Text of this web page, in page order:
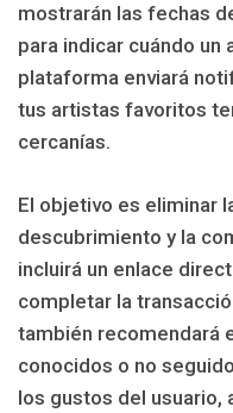
mostrarán las fechas
para indicar cuándo un
plataforma enviará
tus artistas favoritos
cercanías.
El objetivo es eliminar
descubrimiento y la
incluirá un enlace
completar la
también recomendará
conocidos o no
los gustos del usuario,